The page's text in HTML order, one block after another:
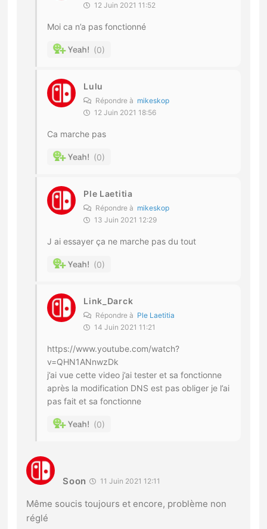
12 Juin 2021 11:52
Moi ca n’a pas fonctionné
0
Lulu
Répondre à mikeskop
12 Juin 2021 18:56
Ca marche pas
0
Ple Laetitia
Répondre à mikeskop
13 Juin 2021 12:29
J ai essayer ça ne marche pas du tout
0
Link_Darck
Répondre à Ple Laetitia
14 Juin 2021 11:21
https://www.youtube.com/watch?
v=QHN1ANnwzDk
j’ai vue cette video j’ai tester et sa fonctionne
après la modification DNS est pas obliger je l’ai
pas fait et sa fonctionne
0
Soon 11 Juin 2021 12:11
Même soucis toujours et encore, problème non
réglé